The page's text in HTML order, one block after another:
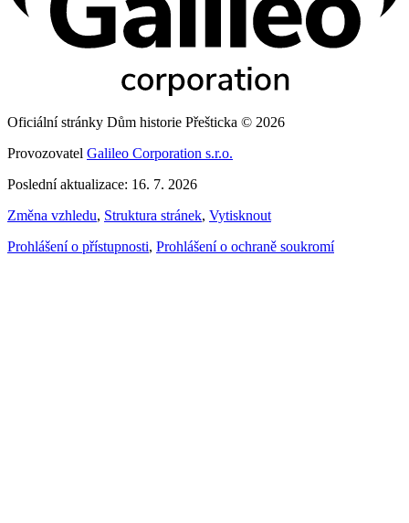
Oficiální stránky Dům historie Přešticka © 2026
Provozovatel Galileo Corporation s.r.o.
Poslední aktualizace: 16. 7. 2026
Změna vzhledu, Struktura stránek, Vytisknout
Prohlášení o přístupnosti, Prohlášení o ochraně soukromí